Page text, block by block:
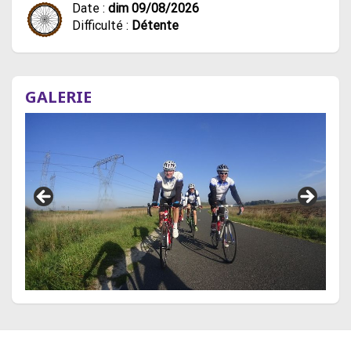
Date : dim 09/08/2026
Difficulté : Détente
GALERIE